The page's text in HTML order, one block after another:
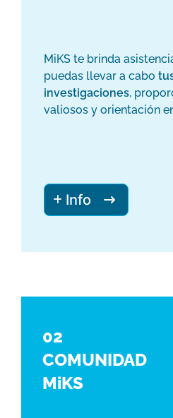
MiKS te brinda
puedas llevar a cabo
investigaciones,
valiosos y orientación
Info
02
COMUNIDAD
MiKS